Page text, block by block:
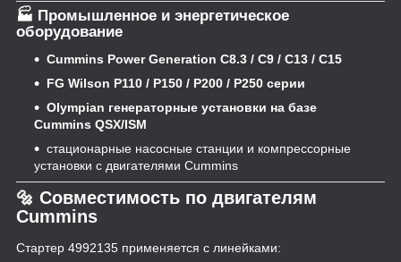
🏭 Промышленное и энергетическое
оборудование
Cummins Power Generation C8.3 / C9 / C13 / C15
FG Wilson P110 / P150 / P200 / P250 серии
Olympian генераторные установки на базе
Cummins QSX/ISM
стационарные насосные станции и компрессорные
установки с двигателями Cummins
🔩 Совместимость по двигателям
Cummins
Стартер 4992135 применяется с линейками: